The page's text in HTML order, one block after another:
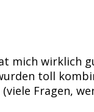
mich wirklich
toll
(viele Fragen,